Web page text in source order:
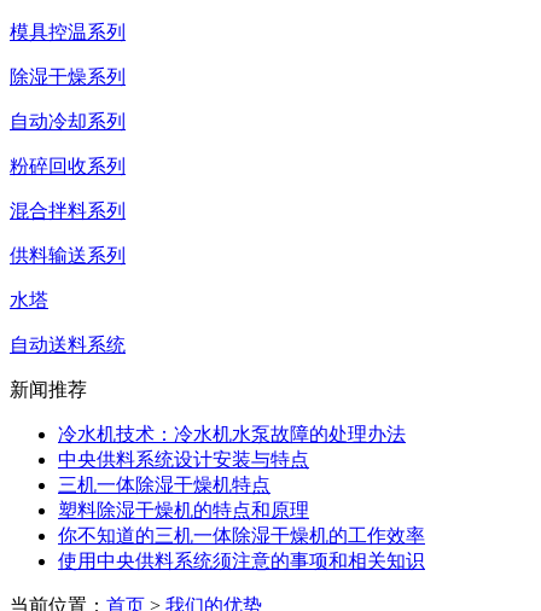
模具控温系列
除湿干燥系列
自动冷却系列
粉碎回收系列
混合拌料系列
供料输送系列
水塔
自动送料系统
新闻推荐
冷水机技术：冷水机水泵故障的处理办法
中央供料系统设计安装与特点
三机一体除湿干燥机特点
塑料除湿干燥机的特点和原理
你不知道的三机一体除湿干燥机的工作效率
使用中央供料系统须注意的事项和相关知识
当前位置： 首页 > 我们的优势